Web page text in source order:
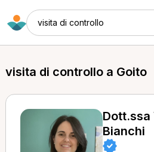
visita di controllo
visita di controllo a Goito
Dott.ssa
Bianchi